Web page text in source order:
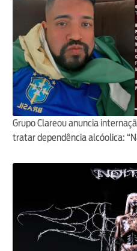
Grupo Clareou anuncia
tratar dependência alcóolica: